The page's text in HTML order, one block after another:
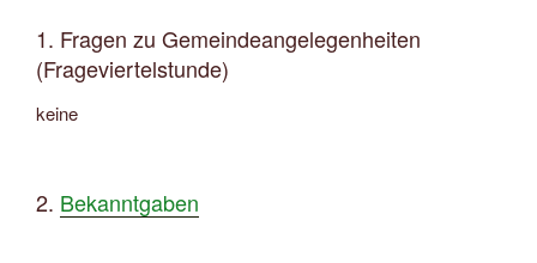
1. Fragen zu Gemeindeangelegenheiten
(Frageviertelstunde)
keine
2. Bekanntgaben